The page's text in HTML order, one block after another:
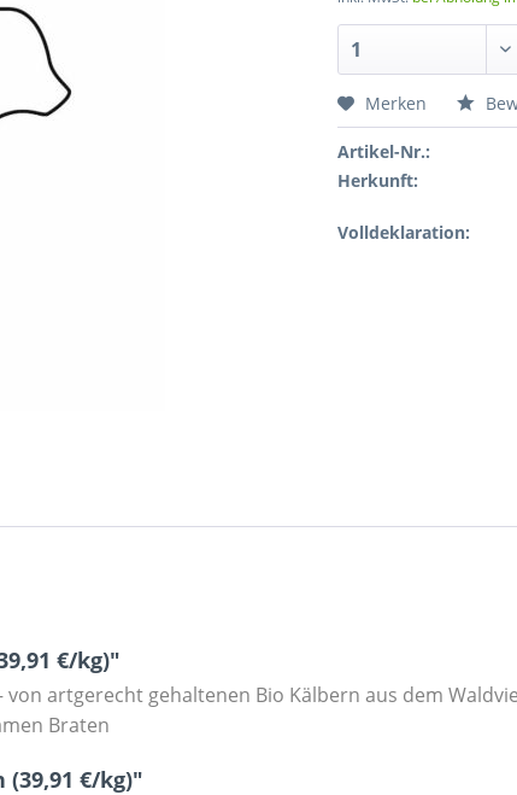
Merken
Artikel-Nr.:
Herkunft:
Volldeklaration:
€/kg)"
von artgerecht gehaltenen Bio Kälbern aus dem
Braten
€/kg)"